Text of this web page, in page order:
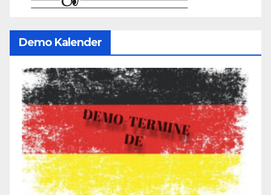
Demo Kalender